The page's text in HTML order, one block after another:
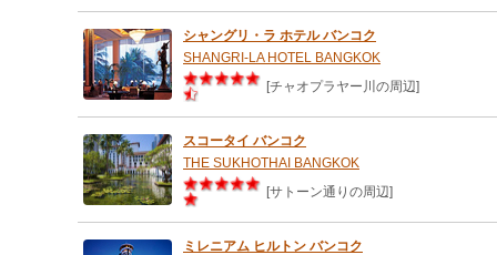
シャングリ・ラ ホテル バンコク
SHANGRI-LA HOTEL BANGKOK
[チャオプラヤー川の周辺]
スコータイ バンコク
THE SUKHOTHAI BANGKOK
[サトーン通りの周辺]
ミレニアム ヒルトン バンコク